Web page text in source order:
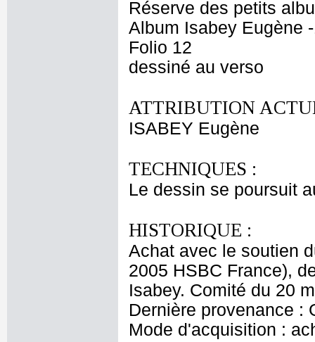
Réserve des petits
Album Isabey Eugène
Folio 12
dessiné au verso
ATTRIBUTION
ISABEY Eugène
TECHNIQUES :
Le dessin se poursuit
HISTORIQUE :
Achat avec le soutien
2005 HSBC France),
Isabey. Comité du 20
Dernière provenance :
Mode d'acquisition :